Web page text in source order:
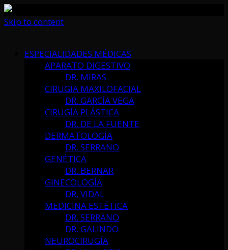
Skip to content
ESPECIALIDADES MÉDICAS
APARATO DIGESTIVO
DR. MIRAS
CIRUGÍA MAXILOFACIAL
DR. GARCÍA VEGA
CIRUGÍA PLÁSTICA
DR. DE LA FUENTE
DERMATOLOGÍA
DR. SERRANO
GENÉTICA
DR. BERNAR
GINECOLOGÍA
DR. VIDAL
MEDICINA ESTÉTICA
DR. SERRANO
DR. GALINDO
NEUROCIRUGÍA